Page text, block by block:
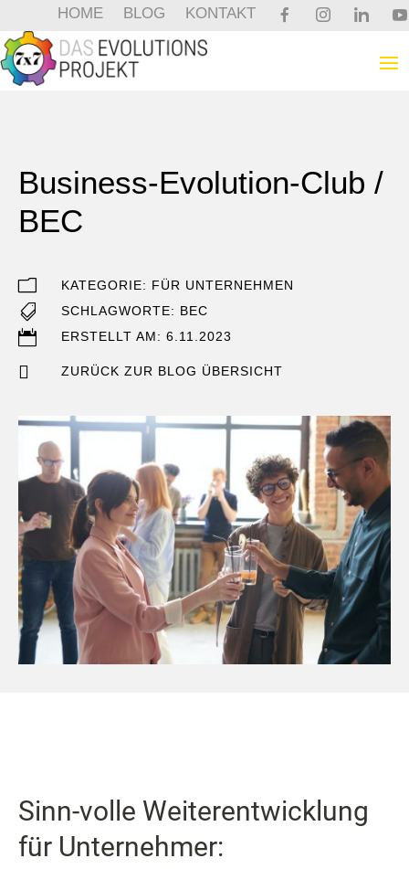
HOME BLOG KONTAKT
Business-Evolution-Club /
BEC
m KATEGORIE: FÜR UNTERNEHMEN
 SCHLAGWORTE: BEC
 ERSTELLT AM: 6.11.2023
 ZURÜCK ZUR BLOG ÜBERSICHT
Sinn-volle Weiterentwicklung
für Unternehmer: